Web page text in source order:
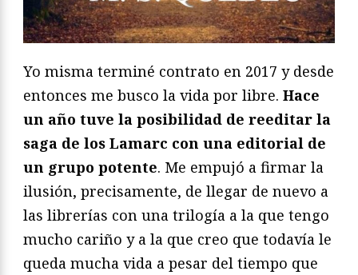
Yo misma terminé contrato en 2017 y desde
entonces me busco la vida por libre. Hace
un año tuve la posibilidad de reeditar la
saga de los Lamarc con una editorial de
un grupo potente. Me empujó a firmar la
ilusión, precisamente, de llegar de nuevo a
las librerías con una trilogía a la que tengo
mucho cariño y a la que creo que todavía le
queda mucha vida a pesar del tiempo que